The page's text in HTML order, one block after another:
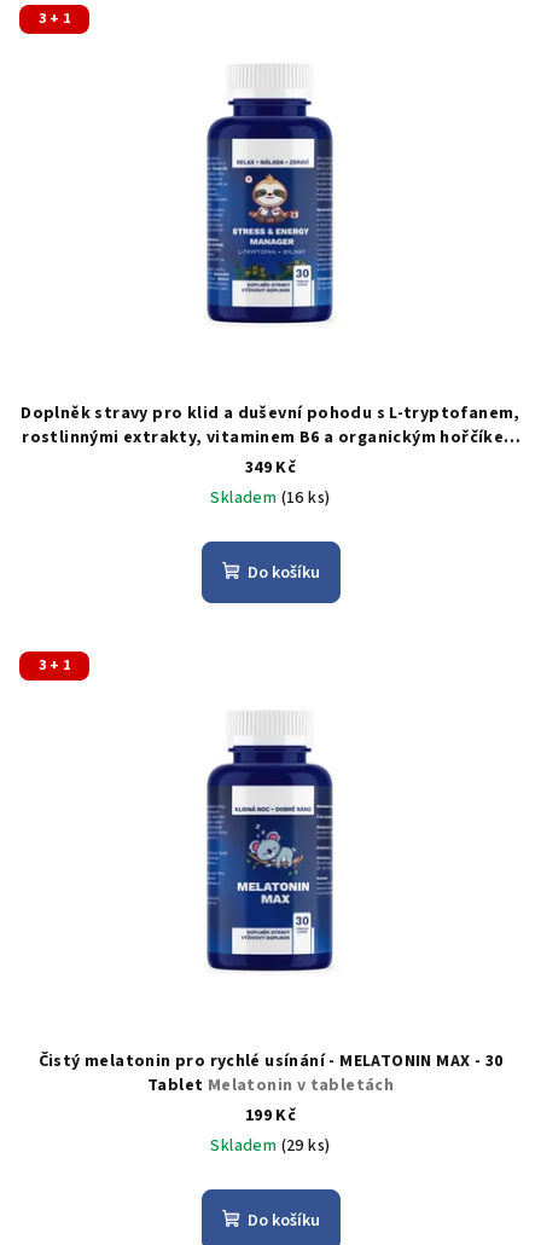
3 + 1
Doplněk stravy pro klid a duševní pohodu s L-tryptofanem,
rostlinnými extrakty, vitaminem B6 a organickým hořčíkem
- STRESS & ENERGY MANAGER - 30 tobolek
magnesiem, vitamínem B6, L-tryptofanem a bylinami
349 Kč
Skladem (16 ks)
Do košíku
3 + 1
Čistý melatonin pro rychlé usínání - MELATONIN MAX - 30
Tablet Melatonin v tabletách
199 Kč
Skladem (29 ks)
Do košíku